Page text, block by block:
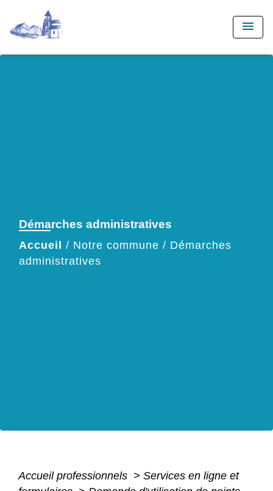
menu
Démarches administratives
Accueil / Notre commune / Démarches
administratives
Accueil professionnels > Services en ligne et